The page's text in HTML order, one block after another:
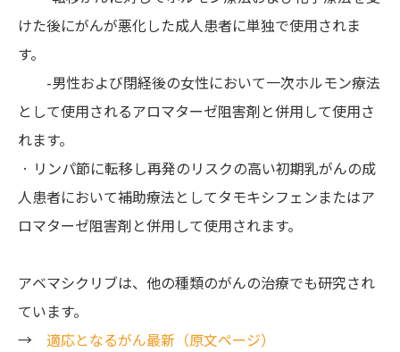
けた後にがんが悪化した成人患者に単独で使用されま
す。
-男性および閉経後の女性において一次ホルモン療法
として使用されるアロマターゼ阻害剤と併用して使用さ
れます。
· リンパ節に転移し再発のリスクの高い初期乳がんの成
人患者において補助療法としてタモキシフェンまたはア
ロマターゼ阻害剤と併用して使用されます。
アベマシクリブは、他の種類のがんの治療でも研究され
ています。
→ 適応となるがん最新（原文ページ）